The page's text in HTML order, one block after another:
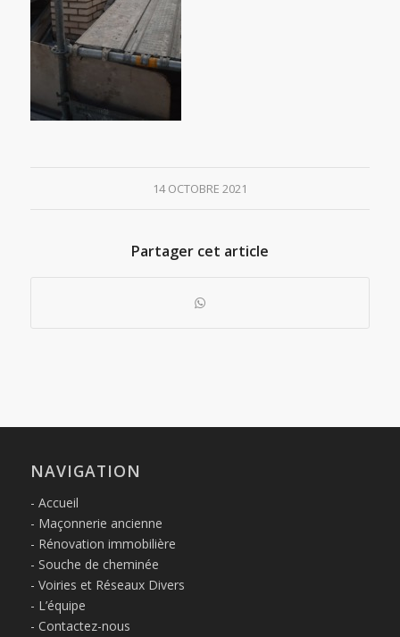
14 OCTOBRE 2021
Partager cet article
NAVIGATION
Accueil
Maçonnerie ancienne
Rénovation immobilière
Souche de cheminée
Voiries et Réseaux Divers
L’équipe
Contactez-nous